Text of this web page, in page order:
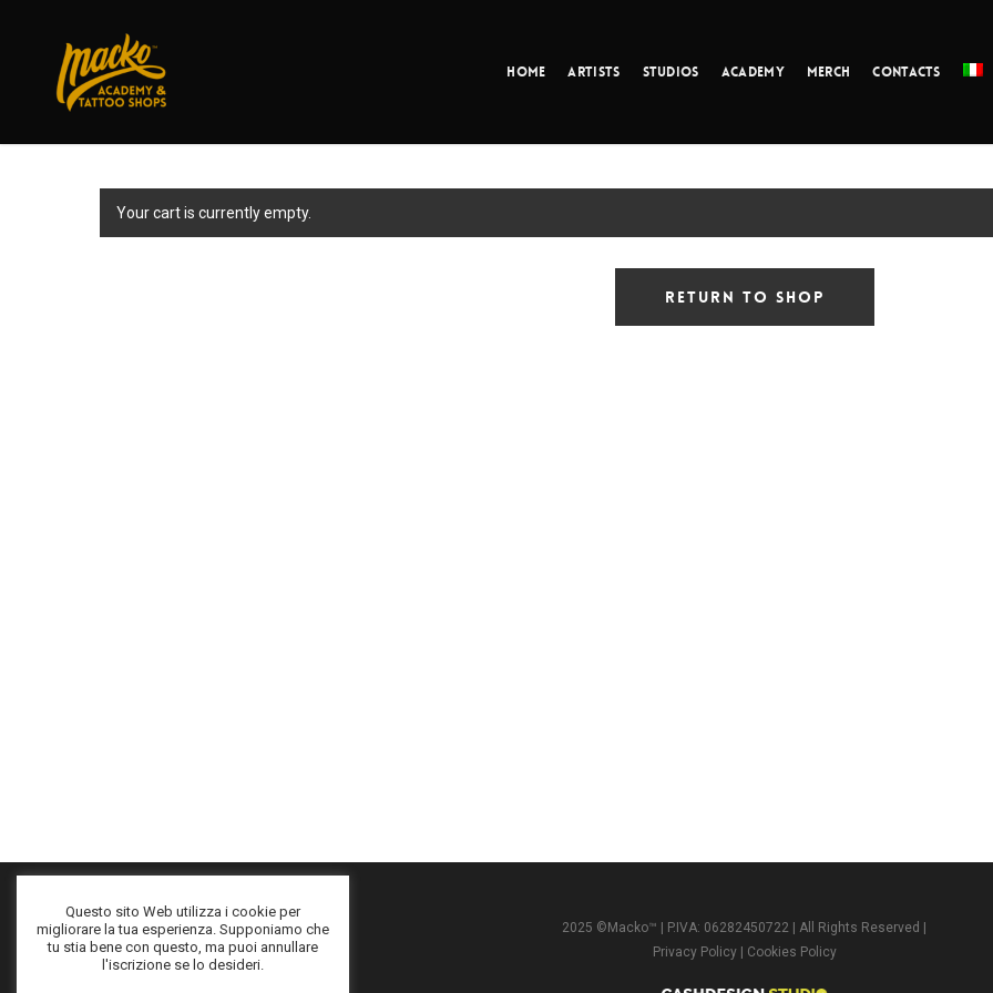
Home Artists Studios Academy Merch Contacts
Your cart is currently empty.
Return To Shop
2025 ©Macko™ | P.IVA: 06282450722 | All Rights Reserved |
Privacy Policy | Cookies Policy
Questo sito Web utilizza i cookie per
migliorare la tua esperienza. Supponiamo che
tu stia bene con questo, ma puoi annullare
l'iscrizione se lo desideri.